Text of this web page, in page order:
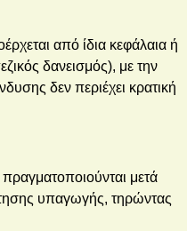
από ίδια κεφάλαια ή
δανεισμός), με την
δεν περιέχει κρατική
πραγματοποιούνται μετά
υπαγωγής, τηρώντας